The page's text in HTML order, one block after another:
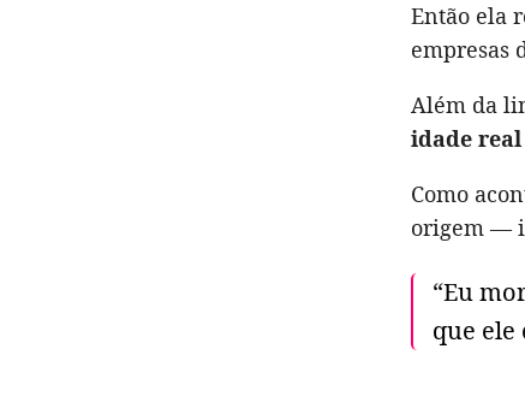
Então ela
empresas
Além da
idade
Como
origem —
“Eu
que ele